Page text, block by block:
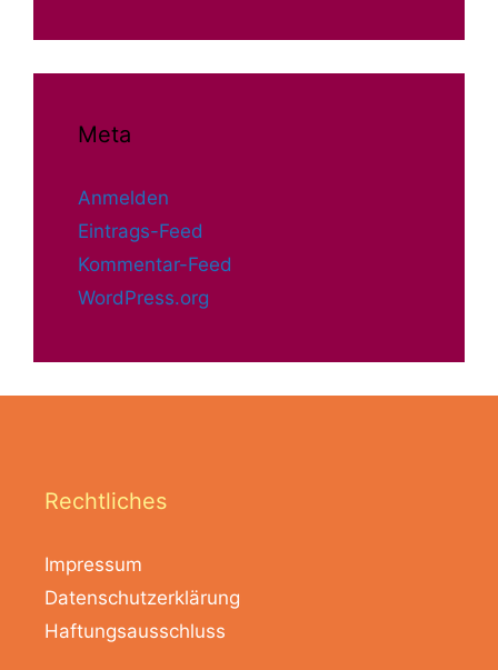
Meta
Anmelden
Eintrags-Feed
Kommentar-Feed
WordPress.org
Rechtliches
Impressum
Datenschutzerklärung
Haftungsausschluss